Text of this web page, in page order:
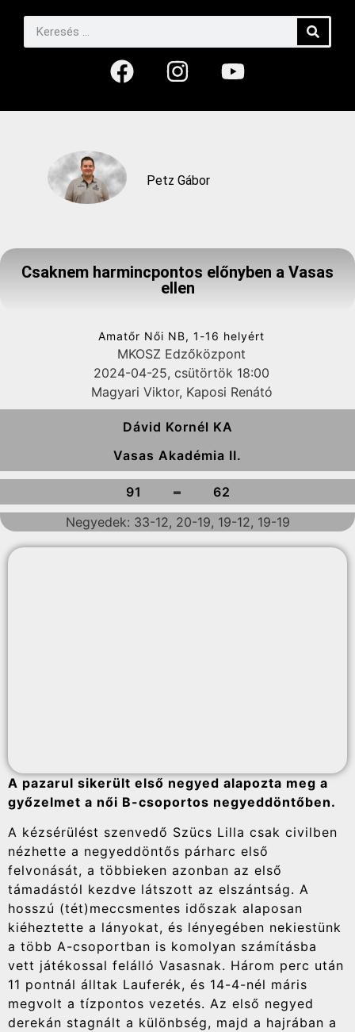
Petz Gábor
Csaknem harmincpontos előnyben a Vasas
ellen
Amatőr Női NB, 1-16 helyért
MKOSZ Edzőközpont
2024-04-25, csütörtök 18:00
Magyari Viktor, Kaposi Renátó
Dávid Kornél KA
Vasas Akadémia II.
91 -
62
Negyedek: 33-12, 20-19, 19-12, 19-19
A pazarul sikerült első negyed alapozta meg a
győzelmet a női B-csoportos negyeddöntőben.
A kézsérülést szenvedő Szücs Lilla csak civilben
nézhette a negyeddöntős párharc első
felvonását, a többieken azonban az első
támadástól kezdve látszott az elszántság. A
hosszú (tét)meccsmentes időszak alaposan
kiéheztette a lányokat, és lényegében nekiestünk
a több A-csoportban is komolyan számításba
vett játékossal felálló Vasasnak. Három perc után
11 pontnál álltak Lauferék, és 14-4-nél máris
megvolt a tízpontos vezetés. Az első negyed
derekán stagnált a különbség, majd a hajrában a